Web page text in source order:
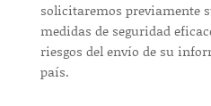
solicitaremos previamente
medidas de seguridad
riesgos del envío de su
país.